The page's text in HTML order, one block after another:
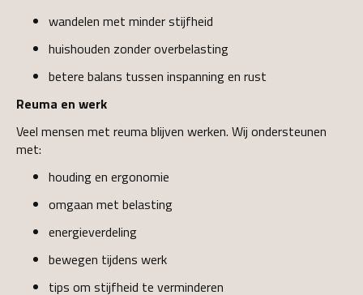
wandelen met minder stijfheid
huishouden zonder overbelasting
betere balans tussen inspanning en rust
Reuma en werk
Veel mensen met reuma blijven werken. Wij ondersteunen
met:
houding en ergonomie
omgaan met belasting
energieverdeling
bewegen tijdens werk
tips om stijfheid te verminderen